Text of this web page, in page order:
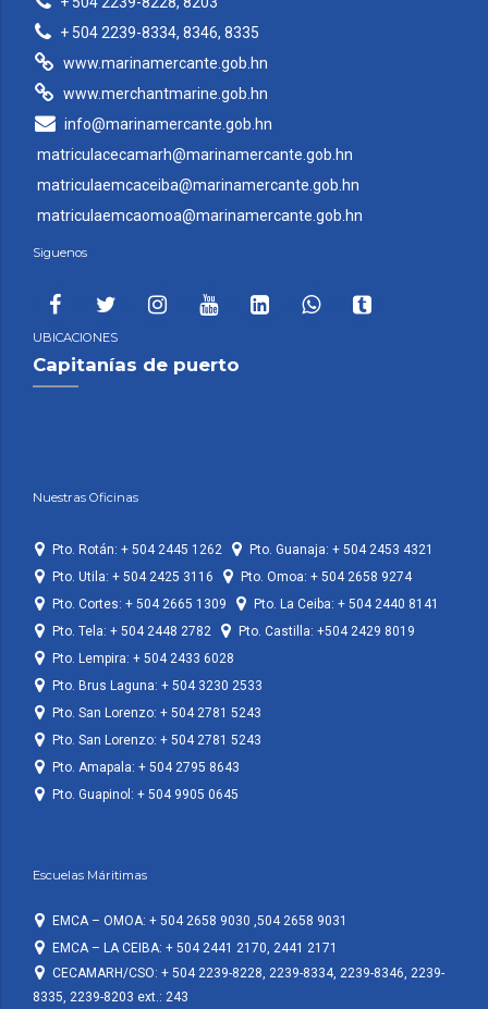
+ 504 2239-8334, 8346, 8335
www.marinamercante.gob.hn
www.merchantmarine.gob.hn
info@marinamercante.gob.hn
matriculacecamarh@marinamercante.gob.hn
matriculaemcaceiba@marinamercante.gob.hn
matriculaemcaomoa@marinamercante.gob.hn
Siguenos
UBICACIONES
Capitanías de puerto
Nuestras Oficinas
Pto. Rotán: + 504 2445 1262
Pto. Guanaja: + 504 2453 4321
Pto. Utila: + 504 2425 3116
Pto. Omoa: + 504 2658 9274
Pto. Cortes: + 504 2665 1309
Pto. La Ceiba: + 504 2440 8141
Pto. Tela: + 504 2448 2782
Pto. Castilla: +504 2429 8019
Pto. Lempira: + 504 2433 6028
Pto. Brus Laguna: + 504 3230 2533
Pto. San Lorenzo: + 504 2781 5243
Pto. San Lorenzo: + 504 2781 5243
Pto. Amapala: + 504 2795 8643
Pto. Guapinol: + 504 9905 0645
Escuelas Máritimas
EMCA – OMOA: + 504 2658 9030 ,504 2658 9031
EMCA – LA CEIBA: + 504 2441 2170, 2441 2171
CECAMARH/CSO: + 504 2239-8228, 2239-8334, 2239-8346, 2239-
8335, 2239-8203 ext.: 243